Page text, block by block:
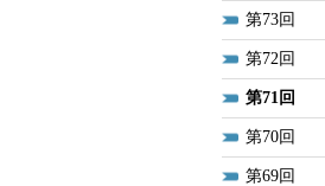
73
72
71
70
69